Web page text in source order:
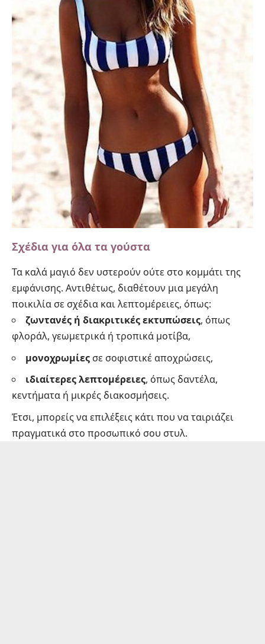
Σχέδια για όλα τα γούστα
Τα καλά μαγιό δεν υστερούν ούτε στο κομμάτι της
εμφάνισης. Αντιθέτως, διαθέτουν μια μεγάλη
ποικιλία σε σχέδια και λεπτομέρειες, όπως:
ζωντανές ή διακριτικές εκτυπώσεις, όπως
φλοράλ, γεωμετρικά ή τροπικά μοτίβα,
μονοχρωμίες σε σοφιστικέ αποχρώσεις,
ιδιαίτερες λεπτομέρειες, όπως δαντέλα,
κεντήματα ή μικρές διακοσμήσεις.
Έτσι, μπορείς να επιλέξεις κάτι που να ταιριάζει
πραγματικά στο προσωπικό σου στυλ.